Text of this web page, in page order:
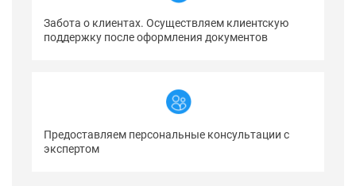
Забота о клиентах. Осуществляем клиентскую
поддержку после оформления документов
Предоставляем персональные консультации с
экспертом